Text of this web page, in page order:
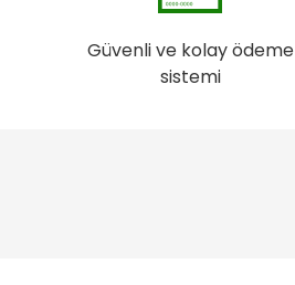
Güvenli ve kolay ödeme
sistemi